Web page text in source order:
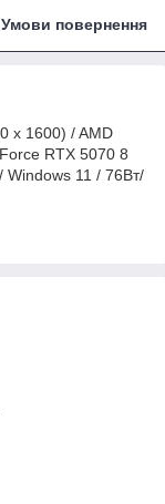
Умови повернення
x 1600) / AMD
RTX 5070 8
11 / 76Вт/